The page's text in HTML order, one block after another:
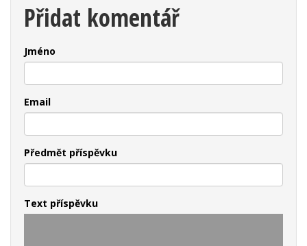
Přidat komentář
Jméno
Email
Předmět příspěvku
Text příspěvku